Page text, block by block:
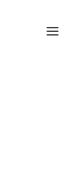
| Sesje